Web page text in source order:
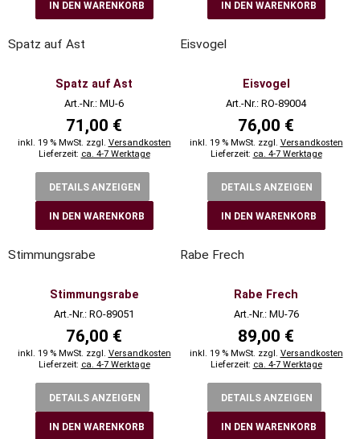
IN DEN WARENKORB IN DEN WARENKORB
Spatz auf Ast
Spatz auf Ast
Art.-Nr.: MU-6
71,00 €
inkl. 19 % MwSt. zzgl. Versandkosten
Lieferzeit: ca. 4-7 Werktage
DETAILS ANZEIGEN
IN DEN WARENKORB
Eisvogel
Eisvogel
Art.-Nr.: RO-89004
76,00 €
inkl. 19 % MwSt. zzgl. Versandkosten
Lieferzeit: ca. 4-7 Werktage
DETAILS ANZEIGEN
IN DEN WARENKORB
Stimmungsrabe
Stimmungsrabe
Art.-Nr.: RO-89051
76,00 €
inkl. 19 % MwSt. zzgl. Versandkosten
Lieferzeit: ca. 4-7 Werktage
DETAILS ANZEIGEN
IN DEN WARENKORB
Rabe Frech
Rabe Frech
Art.-Nr.: MU-76
89,00 €
inkl. 19 % MwSt. zzgl. Versandkosten
Lieferzeit: ca. 4-7 Werktage
DETAILS ANZEIGEN
IN DEN WARENKORB